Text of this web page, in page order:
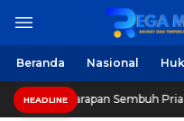
Berita
Beranda Nasional
HEADLINE
Beri Harapan Sembuh Pria